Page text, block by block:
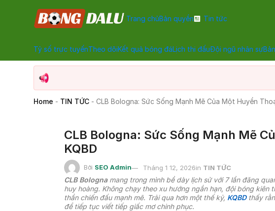
Trang chủBản quyền Tin tức
Tỷ số trực tuyếnTheo dõiKết quả bóng đáLịch thi đấuĐội ngũ nhân sự
Home - TIN TỨC - CLB Bologna: Sức Sống Mạnh Mẽ Của Một Huyền
CLB Bologna: Sức Sống Mạnh Mẽ
KQBD
Bởi SEO Admin Tháng 1 12, 2026in TIN TỨC
CLB Bologna mang trong mình bề dày lịch sử với 7 lần đăng
huy hoàng. Không chạy theo xu hướng ngắn hạn, đội bóng kiên
thần chiến đấu mạnh mẽ. Trải qua hơn một thế kỷ, KQBD thấy
để tiếp tục viết tiếp giấc mơ chinh phục.